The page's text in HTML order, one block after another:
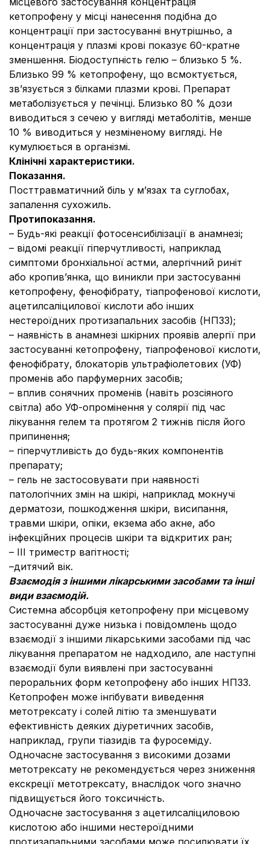
кетопрофену у місці нанесення подібна до
концентрації при застосуванні внутрішньо, а
концентрація у плазмі крові показує 60-кратне
зменшення. Біодоступність гелю – близько 5 %.
Близько 99 % кетопрофену, що всмоктується,
зв’язується з білками плазми крові. Препарат
метаболізується у печінці. Близько 80 % дози
виводиться з сечею у вигляді метаболітів, менше
10 % виводиться у незміненому вигляді. Не
кумулюється в організмі.
Клінічні характеристики.
Показання.
Посттравматичний біль у м’язах та суглобах,
запалення сухожиль.
Протипоказання.
– Будь-які реакції фотосенсибілізації в анамнезі;
– відомі реакції гіперчутливості, наприклад
симптоми бронхіальної астми, алергічний риніт
або кропив’янка, що виникли при застосуванні
кетопрофену, фенофібрату, тіапрофенової кислоти,
ацетилсаліцилової кислоти або інших
нестероїдних протизапальних засобів (НПЗЗ);
– наявність в анамнезі шкірних проявів алергії при
застосуванні кетопрофену, тіапрофенової кислоти,
фенофібрату, блокаторів ультрафіолетових (УФ)
променів або парфумерних засобів;
– вплив сонячних променів (навіть розсіяного
світла) або УФ-опромінення у солярії під час
лікування гелем та протягом 2 тижнів після його
припинення;
– гіперчутливість до будь-яких компонентів
препарату;
– гель не застосовувати при наявності
патологічних змін на шкірі, наприклад мокнучі
дерматози, пошкодження шкіри, висипання,
травми шкіри, опіки, екзема або акне, або
інфекційних процесів шкіри та відкритих ран;
– ІІІ триместр вагітності;
–дитячий вік.
Взаємодія з iншими лiкарськими засобами та інші
види взаємодій.
Системна абсорбція кетопрофену при місцевому
застосуванні дуже низька і повідомлень щодо
взаємодії з іншими лікарськими засобами під час
лікування препаратом не надходило, але наступні
взаємодії були виявлені при застосуванні
пероральних форм кетопрофену або інших НПЗЗ.
Кетопрофен може інгібувати виведення
метотрексату і солей літію та зменшувати
ефективність деяких діуретичних засобів,
наприклад, групи тіазидів та фуросеміду.
Одночасне застосування з високими дозами
метотрексату не рекомендується через зниження
екскреції метотрексату, внаслідок чого значно
підвищується його токсичність.
Одночасне застосування з ацетилсаліциловою
кислотою або іншими нестероїдними
протизапальними засобами може посилювати їх